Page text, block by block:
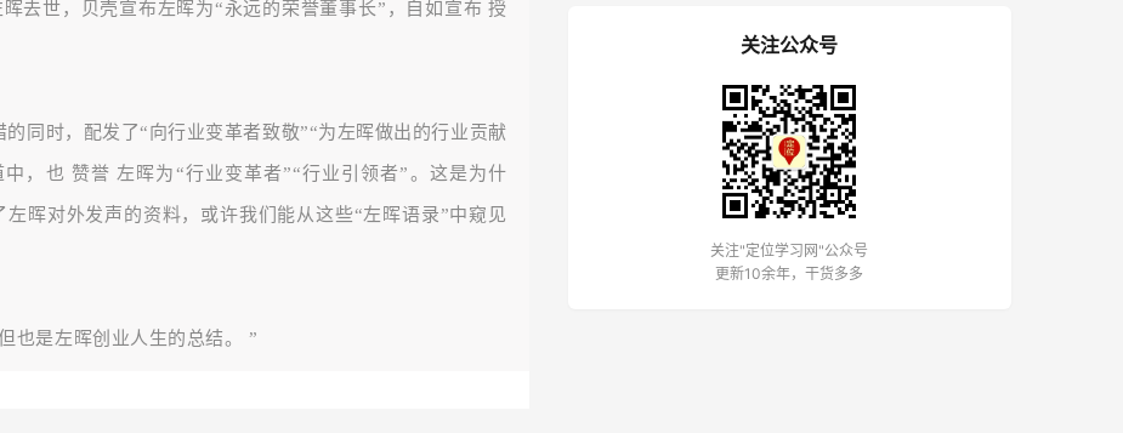
去世，贝壳宣布左晖为“永远的荣誉董事长”，自如宣布授
同时，配发了“向行业变革者致敬”“为左晖做出的行业贡献
中，也 赞誉 左晖为“行业变革者”“行业引领者”。这是为什
晖对外发声的资料，或许我们能从这些“左晖语录”中窥见
也是左晖创业人生的总结。 ”
关注公众号
关注"定位学习网"公众号
更新10余年，干货多多